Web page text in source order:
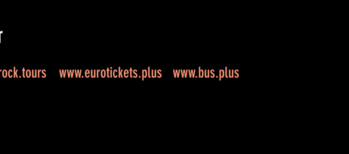
www.eurotickets.plus www.bus.plus